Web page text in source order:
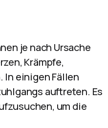
je nach Ursache
Krämpfe,
In einigen Fällen
auftreten. Es
um die